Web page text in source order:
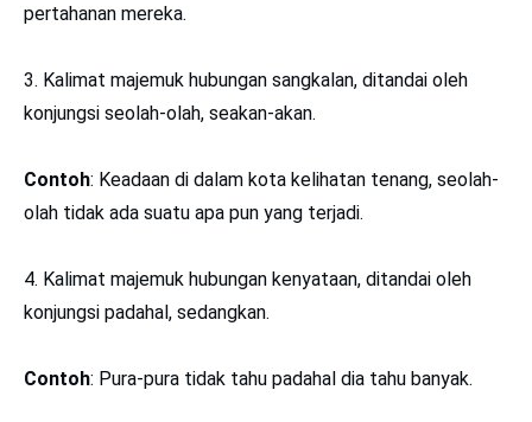
pertahanan mereka.
3. Kalimat majemuk hubungan sangkalan, ditandai oleh
konjungsi seolah-olah, seakan-akan.
Contoh: Keadaan di dalam kota kelihatan tenang, seolah-
olah tidak ada suatu apa pun yang terjadi.
4. Kalimat majemuk hubungan kenyataan, ditandai oleh
konjungsi padahal, sedangkan.
Contoh: Pura-pura tidak tahu padahal dia tahu banyak.